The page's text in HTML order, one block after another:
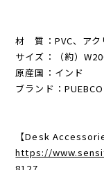
材 質：PVC、アク
サイズ：（約）
原産国：インド
ブランド：PUEBCO
【Desk
https://